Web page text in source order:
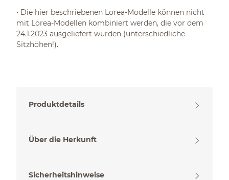
• Die hier beschriebenen Lorea-Modelle können nicht
mit Lorea-Modellen kombiniert werden, die vor dem
24.1.2023 ausgeliefert wurden (unterschiedliche
Sitzhöhen!).
Produktdetails
Über die Herkunft
Sicherheitshinweise